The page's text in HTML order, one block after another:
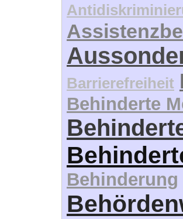
Barrierefreiheit
Behinderte
Behinderung